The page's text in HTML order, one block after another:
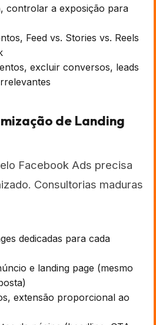
controlar a exposição para
Feed vs. Stories vs. Reels
excluir conversos, leads
de Landing
Facebook Ads precisa
Consultorias maduras
dedicadas para cada
e landing page (mesmo
extensão proporcional ao